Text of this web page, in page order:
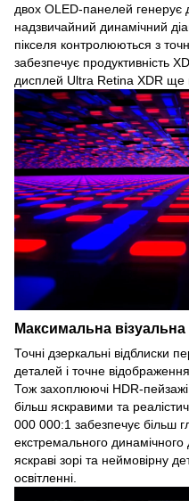
двох OLED-панелей генерує
надзвичайний динамічний
пікселя контролюються з
забезпечує продуктивність
дисплей Ultra Retina XDR ще
Максимальна візуальна
Точні дзеркальні відблиски
деталей і точне
Тож захоплюючі HDR-
більш яскравими та
000 000:1 забезпечує більш
екстремального
яскраві зорі та неймовірну
освітленні.